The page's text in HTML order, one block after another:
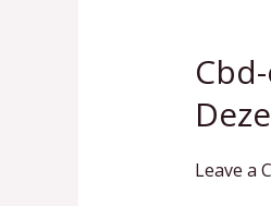
Leave a
Cbd-
Test
&